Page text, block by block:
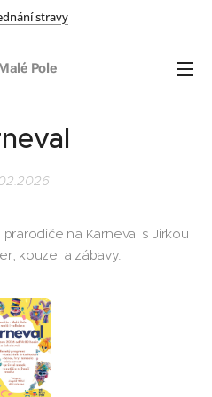
stravy
Pole
na Karneval s Jirkou
kouzel a zábavy.